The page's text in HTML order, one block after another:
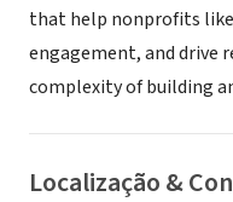
that help nonprofits like
engagement, and
complexity of building
Localização &